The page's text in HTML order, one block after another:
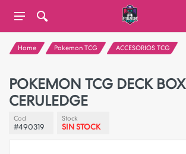
Home Pokemon TCG ACCESORIOS TCG
POKEMON TCG DECK BOX
CERULEDGE
Cod
#490319
Stock
SIN STOCK